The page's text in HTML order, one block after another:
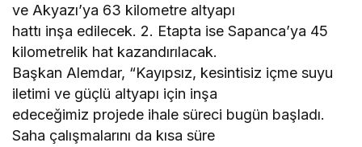
ve Akyazı’ya 63 kilometre altyapı
hattı inşa edilecek. 2. Etapta ise Sapanca’ya 45
kilometrelik hat kazandırılacak.
Başkan Alemdar, “Kayıpsız, kesintisiz içme suyu
iletimi ve güçlü altyapı için inşa
edeceğimiz projede ihale süreci bugün başladı.
Saha çalışmalarını da kısa süre